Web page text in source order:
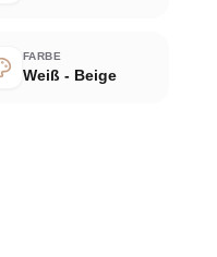
FARBE
Weiß - Beige